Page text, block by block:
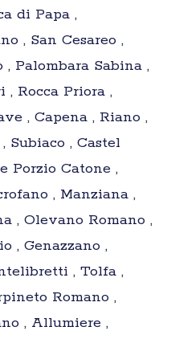
di Papa ,
, San Cesareo ,
Palombara Sabina ,
, Rocca Priora ,
, Capena , Riano ,
Subiaco , Castel
Porzio Catone ,
, Manziana ,
, Olevano Romano ,
, Genazzano ,
, Tolfa ,
Romano ,
, Allumiere ,